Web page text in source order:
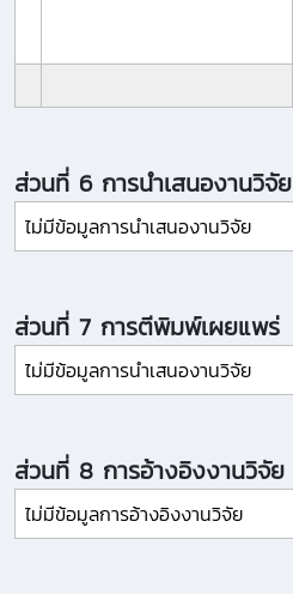
ส่วนที่ 6 การนำเสนองานวิจัย
ไม่มีข้อมูลการนำเสนองานวิจัย
ส่วนที่ 7 การตีพิมพ์เผยแพร่
ไม่มีข้อมูลการนำเสนองานวิจัย
ส่วนที่ 8 การอ้างอิงงานวิจัย
ไม่มีข้อมูลการอ้างอิงงานวิจัย